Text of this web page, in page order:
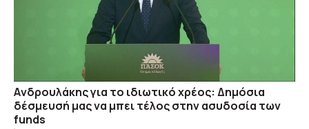
Aνδρουλάκης για το ιδιωτικό χρέος: Δημόσια
δέσμευσή μας να μπει τέλος στην ασυδοσία των
funds